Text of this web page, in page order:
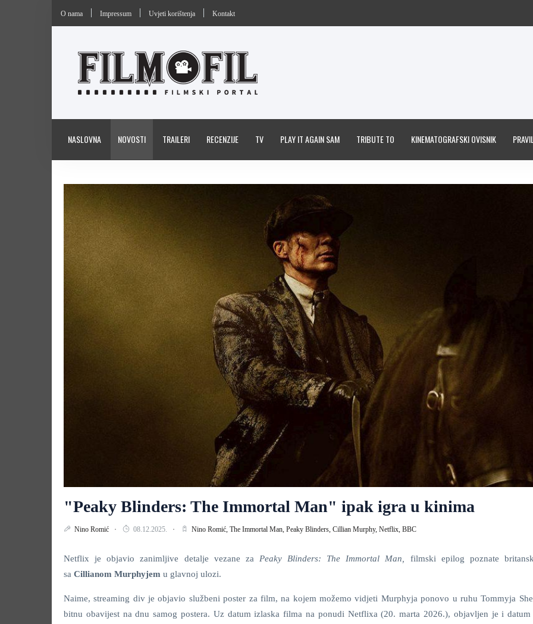
O nama Impressum Uvjeti korištenja Kontakt
NASLOVNA NOVOSTI TRAILERI RECENZIJE TV PLAY IT AGAIN SAM TRIBUTE TO KINEMATOGRAFSKI OVISNIK
"Peaky Blinders: The Immortal Man" ipak igra u kinima
Nino Romić 08.12.2025. Nino Romić, The Immortal Man, Peaky Blinders, Cillian Murphy, Netflix, BBC
Netflix je objavio zanimljive detalje vezane za Peaky Blinders: The Immortal Man, filmski epilog poznate
sa Cillianom Murphyjem u glavnoj ulozi.
Naime, streaming div je objavio službeni poster za film, na kojem možemo vidjeti Murphyja ponovo u ruhu Tommyja
bitnu obavijest na dnu samog postera. Uz datum izlaska filma na ponudi Netflixa (20. marta 2026.), objavljen je i datum